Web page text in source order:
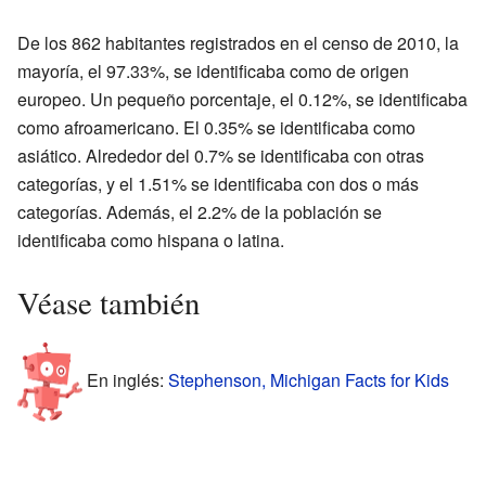
De los 862 habitantes registrados en el censo de 2010, la
mayoría, el 97.33%, se identificaba como de origen
europeo. Un pequeño porcentaje, el 0.12%, se identificaba
como afroamericano. El 0.35% se identificaba como
asiático. Alrededor del 0.7% se identificaba con otras
categorías, y el 1.51% se identificaba con dos o más
categorías. Además, el 2.2% de la población se
identificaba como hispana o latina.
Véase también
En inglés: Stephenson, Michigan Facts for Kids